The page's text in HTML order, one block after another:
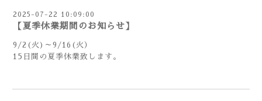
2025-07-22 10:09:00
【夏季休業期間のお知らせ】
9/2(火)～9/16(火）
15日間の夏季休業致します。